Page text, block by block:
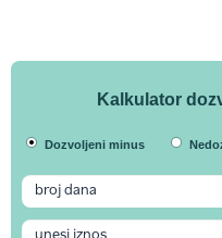
Kalkulator
Dozvoljeni minus